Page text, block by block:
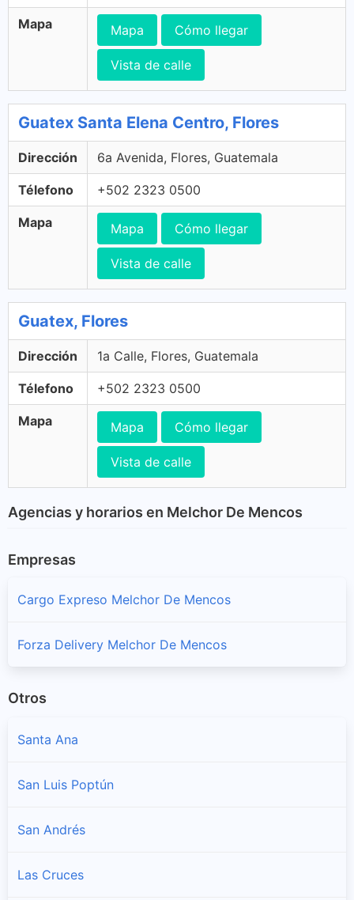
Mapa Mapa Cómo llegar
Vista de calle
Guatex Santa Elena Centro, Flores
Dirección 6a Avenida, Flores, Guatemala
Télefono +502 2323 0500
Mapa Mapa Cómo llegar
Vista de calle
Guatex, Flores
Dirección 1a Calle, Flores, Guatemala
Télefono +502 2323 0500
Mapa Mapa Cómo llegar
Vista de calle
Agencias y horarios en Melchor De Mencos
Empresas
Cargo Expreso Melchor De Mencos
Forza Delivery Melchor De Mencos
Otros
Santa Ana
San Luis Poptún
San Andrés
Las Cruces